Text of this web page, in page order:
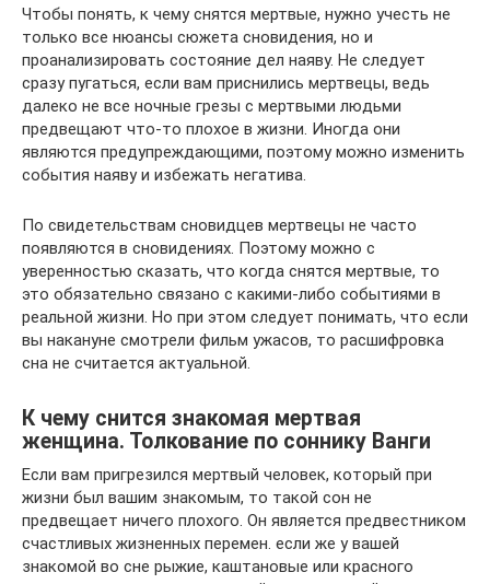
Чтобы понять, к чему снятся мертвые, нужно учесть не
только все нюансы сюжета сновидения, но и
проанализировать состояние дел наяву. Не следует
сразу пугаться, если вам приснились мертвецы, ведь
далеко не все ночные грезы с мертвыми людьми
предвещают что-то плохое в жизни. Иногда они
являются предупреждающими, поэтому можно изменить
события наяву и избежать негатива.
По свидетельствам сновидцев мертвецы не часто
появляются в сновидениях. Поэтому можно с
уверенностью сказать, что когда снятся мертвые, то
это обязательно связано с какими-либо событиями в
реальной жизни. Но при этом следует понимать, что если
вы накануне смотрели фильм ужасов, то расшифровка
сна не считается актуальной.
К чему снится знакомая мертвая
женщина. Толкование по соннику Ванги
Если вам пригрезился мертвый человек, который при
жизни был вашим знакомым, то такой сон не
предвещает ничего плохого. Он является предвестником
счастливых жизненных перемен. если же у вашей
знакомой во сне рыжие, каштановые или красного